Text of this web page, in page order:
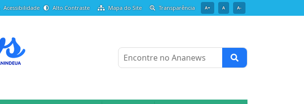
Acessibilidade Alto Contraste Mapa do Site Transparência A+ A A-
Encontre no Ananews